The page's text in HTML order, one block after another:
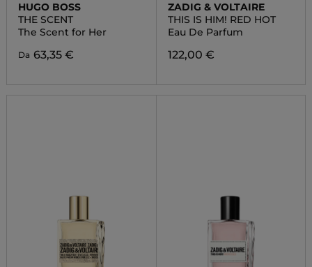
HUGO BOSS
THE SCENT
The Scent for Her
Da 63,35 €
ZADIG & VOLTAIRE
THIS IS HIM! RED HOT
Eau De Parfum
122,00 €